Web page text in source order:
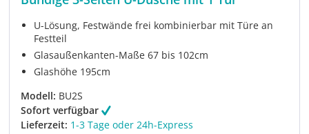
U-Lösung, Festwände frei kombinierbar mit Türe an
Festteil
Glasaußenkanten-Maße 67 bis 102cm
Glashöhe 195cm
Modell: BU2S
Sofort verfügbar
Lieferzeit: 1-3 Tage oder 24h-Express